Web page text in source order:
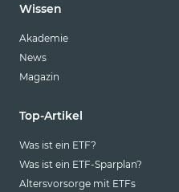
Wissen
Akademie
News
Magazin
Top-Artikel
Was ist ein ETF?
Was ist ein ETF-Sparplan?
Altersvorsorge mit ETFs